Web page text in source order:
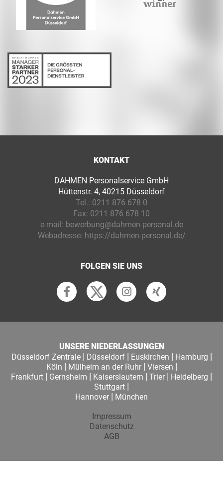
KONTAKT
DAHMEN Personalservice GmbH
Hüttenstr. 4, 40215 Düsseldorf
Tel.: 0211 876 678 0
Fax: 0211 876 678 10
e-mail: bewerbung@dahmen-personal.de
Webadresse: https://dahmen-personal.de/
FOLGEN SIE UNS
UNSERE NIEDERLASSUNGEN
Düsseldorf Zentrale| Düsseldorf| Euskirchen | Hamburg |
Köln | Mülheim an der Ruhr| Viersen |
Frankfurt | Gernsheim | Kaiserslautern | Trier | Heidelberg |
Stuttgart |
Hannover | München
Impressum
Datenschutz
AGB